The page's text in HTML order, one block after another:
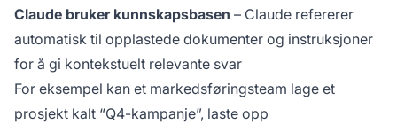
Claude bruker kunnskapsbasen – Claude refererer
automatisk til opplastede dokumenter og instruksjoner
for å gi kontekstuelt relevante svar
For eksempel kan et markedsføringsteam lage et
prosjekt kalt “Q4-kampanje”, laste opp